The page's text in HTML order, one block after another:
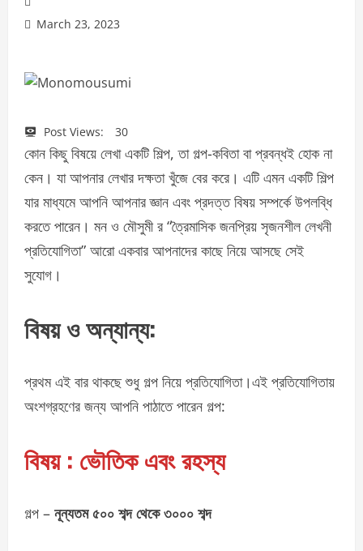
March 23, 2023
Post Views: 30
কোন কিছু বিষয়ে লেখা একটি শিল্প, তা গল্প-কবিতা বা প্রবন্ধই হোক না
কেন। যা আপনার লেখার দক্ষতা খুঁজে বের করে। এটি এমন একটি শিল্প
যার মাধ্যমে আপনি আপনার জ্ঞান এবং প্রদত্ত বিষয় সম্পর্কে উপলব্ধি
করতে পারেন। মন ও মৌসুমী র “ত্রৈমাসিক জনপ্রিয় সৃজনশীল লেখনী
প্রতিযোগিতা” আরো একবার আপনাদের কাছে নিয়ে আসছে সেই
সুযোগ।
বিষয় ও অন্যান্য:
প্রথম এই বার থাকছে শুধু গল্প নিয়ে প্রতিযোগিতা।এই প্রতিযোগিতায়
অংশগ্রহণের জন্য আপনি পাঠাতে পারেন গল্প:
বিষয় : ভৌতিক এবং রহস্য
গল্প – নূন্যতম ৫০০ শব্দ থেকে ৩০০০ শব্দ